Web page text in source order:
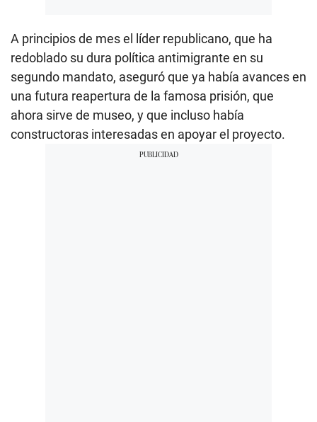
A principios de mes el líder republicano, que ha
redoblado su dura política antimigrante en su
segundo mandato, aseguró que ya había avances en
una futura reapertura de la famosa prisión, que
ahora sirve de museo, y que incluso había
constructoras interesadas en apoyar el proyecto.